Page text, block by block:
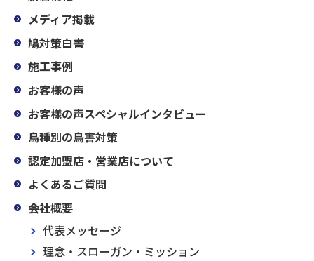
メディア掲載
鳩対策白書
施工事例
お客様の声
お客様の声スペシャルインタビュー
鳥種別の鳥害対策
認定加盟店・営業店について
よくあるご質問
会社概要
代表メッセージ
理念・スローガン・ミッション